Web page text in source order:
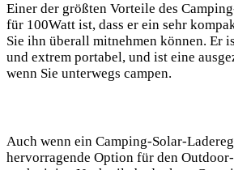
Einer der größten Vorteile des
für 100Watt ist, dass er ein sehr
Sie ihn überall mitnehmen‍ können. Er
und extrem portabel, ‍und ist eine
wenn​ Sie unterwegs campen.
Auch wenn ​ein Camping-Solar-
hervorragende Option für den